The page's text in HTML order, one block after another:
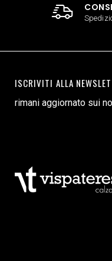
ISCRIVITI ALLA
rimani aggiornato sui